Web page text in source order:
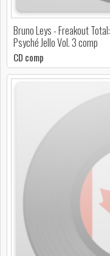
Bruno Leys - Freakout
Psyché Jello Vol. 3 comp
CD comp